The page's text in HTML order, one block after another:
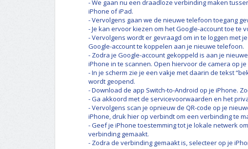
- We gaan nu een draadloze verbinding maken
iPhone of iPad.
- Vervolgens gaan we de nieuwe telefoon toegang
- Je kan ervoor kiezen om het Google-account toe te
- Vervolgens wordt er gevraagd om in te loggen met
Google-account te koppelen aan je nieuwe telefoon.
- Zodra je Google-account gekoppeld is aan je
iPhone in te scannen. Open hiervoor de camera op
- In je scherm zie je een vakje met daarin de tekst
wordt geopend.
- Download de app Switch-to-Android op je iPhone.
- Ga akkoord met de servicevoorwaarden en het
- Vervolgens scan je opnieuw de QR-code op je
iPhone, druk hier op verbindt om een verbinding te
- Geef je iPhone toestemming tot je lokale netwerk
verbinding gemaakt.
- Zodra de verbinding gemaakt is, selecteer op je